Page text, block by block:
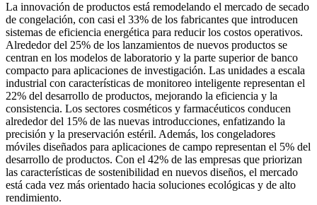
La innovación de productos está remodelando el mercado de secado
de congelación, con casi el 33% de los fabricantes que introducen
sistemas de eficiencia energética para reducir los costos operativos.
Alrededor del 25% de los lanzamientos de nuevos productos se
centran en los modelos de laboratorio y la parte superior de banco
compacto para aplicaciones de investigación. Las unidades a escala
industrial con características de monitoreo inteligente representan el
22% del desarrollo de productos, mejorando la eficiencia y la
consistencia. Los sectores cosméticos y farmacéuticos conducen
alrededor del 15% de las nuevas introducciones, enfatizando la
precisión y la preservación estéril. Además, los congeladores
móviles diseñados para aplicaciones de campo representan el 5% del
desarrollo de productos. Con el 42% de las empresas que priorizan
las características de sostenibilidad en nuevos diseños, el mercado
está cada vez más orientado hacia soluciones ecológicas y de alto
rendimiento.